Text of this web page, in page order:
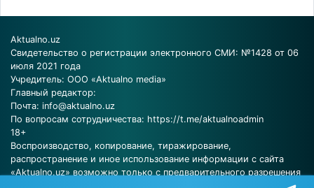
Aktualno.uz
Свидетельство о регистрации электронного СМИ: №1428 от 06
июля 2021 года
Учредитель: ООО «Aktualno media»
Главный редактор:
Почта: info@aktualno.uz
По вопросам сотрудничества: https://t.me/aktualnoadmin
18+
Воспроизводство, копирование, тиражирование,
распространение и иное использование информации с сайта
«Aktualno.uz» возможно только с предварительного разрешения